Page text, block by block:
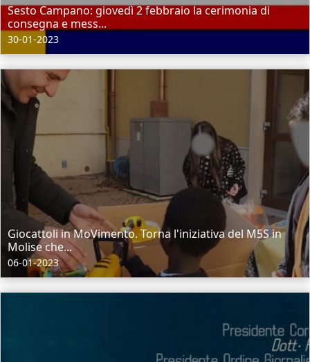
Sesto Campano: giovedì 2 febbraio la cerimonia di
consegna e mess...
30-01-2023
Giocattoli in MoVimento. Torna l'iniziativa del M5S in
Molise che...
06-01-2023